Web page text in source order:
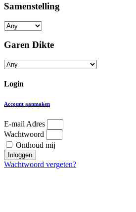
Samenstelling
Garen Dikte
Login
Account aanmaken
E-mail Adres
Wachtwoord
Onthoud mij
Inloggen
Wachtwoord vergeten?